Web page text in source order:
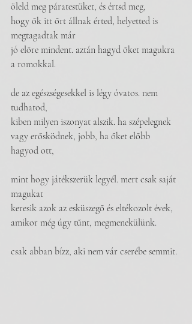
öleld meg páratestüket, és értsd meg,
hogy ők itt őrt állnak érted, helyetted is
megtagadtak már
jó előre mindent. aztán hagyd őket magukra
a romokkal.
de az egészségesekkel is légy óvatos. nem
tudhatod,
kiben milyen iszonyat alszik. ha szépelegnek
vagy erősködnek, jobb, ha őket előbb
hagyod ott,
mint hogy játékszerük legyél. mert csak saját
magukat
keresik azok az esküszegő és eltékozolt évek,
amikor még úgy tűnt, megmenekülünk.
csak abban bízz, aki nem vár cserébe semmit.